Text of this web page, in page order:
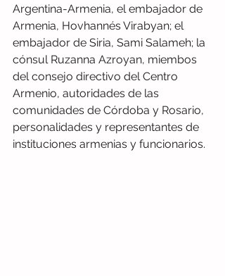
Argentina-Armenia, el embajador de
Armenia, Hovhannés Virabyan; el
embajador de Siria, Sami Salameh; la
cónsul Ruzanna Azroyan, miembos
del consejo directivo del Centro
Armenio, autoridades de las
comunidades de Córdoba y Rosario,
personalidades y representantes de
instituciones armenias y funcionarios.